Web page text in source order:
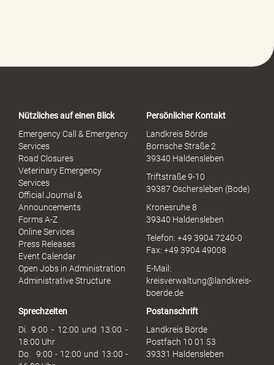
o
u
h
Nützliches auf einen Blick
Emergency Call & Emergency
Services
Road Closures
Veterinary Emergency
Services
Official Journal &
Announcements
Forms A-Z
Online Services
Press Releases
Event Calendar
Open Jobs in Administration
Administrative Structure
Persönlicher Kontakt
Landkreis Börde
Bornsche Straße 2
39340 Haldensleben
Triftstraße 9-10
39387 Oschersleben (Bode)
Kronesruhe 8
39340 Haldensleben
Telefon: +49 3904 7240-0
Fax: +49 3904 49008
E-Mail:
kreisverwaltung@landkreis-
boerde.de
Sprechzeiten
Di. 9:00 - 12:00 und 13:00 -
18:00 Uhr
Do. 9:00 - 12:00 und 13:00 -
Postanschrift
Landkreis Börde
Postfach 10 01 53
39331 Haldensleben